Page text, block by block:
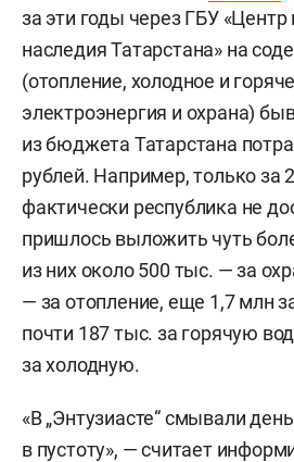
за эти годы через ГБУ «Центр
наследия Татарстана» на
(отопление, холодное и
электроэнергия и охрана)
из бюджета Татарстана
рублей. Например, только за
фактически республика не
пришлось выложить чуть
из них около 500 тыс. — за
— за отопление, еще 1,7 млн
почти 187 тыс. за горячую
за холодную.
«В „Энтузиасте“ смывали
в пустоту», — считает